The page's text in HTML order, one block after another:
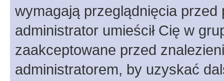
wymagają przeglądnięcia
administrator umieścił Cię w
zaakceptowane przed
administratorem, by uzyskać